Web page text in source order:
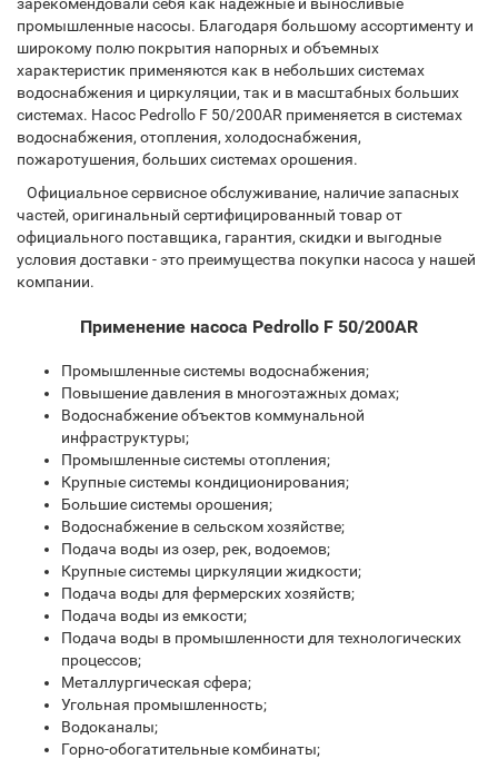
промышленные насосы. Благодаря большому ассортименту и
широкому полю покрытия напорных и объемных
характеристик применяются как в небольших системах
водоснабжения и циркуляции, так и в масштабных больших
системах. Насос Pedrollo F 50/200AR применяется в системах
водоснабжения, отопления, холодоснабжения,
пожаротушения, больших системах орошения.
Официальное сервисное обслуживание, наличие запасных
частей, оригинальный сертифицированный товар от
официального поставщика, гарантия, скидки и выгодные
условия доставки - это преимущества покупки насоса у нашей
компании.
Применение насоса Pedrollo F 50/200AR
Промышленные системы водоснабжения;
Повышение давления в многоэтажных домах;
Водоснабжение объектов коммунальной
инфраструктуры;
Промышленные системы отопления;
Крупные системы кондиционирования;
Большие системы орошения;
Водоснабжение в сельском хозяйстве;
Подача воды из озер, рек, водоемов;
Крупные системы циркуляции жидкости;
Подача воды для фермерских хозяйств;
Подача воды из емкости;
Подача воды в промышленности для технологических
процессов;
Металлургическая сфера;
Угольная промышленность;
Водоканалы;
Горно-обогатительные комбинаты;